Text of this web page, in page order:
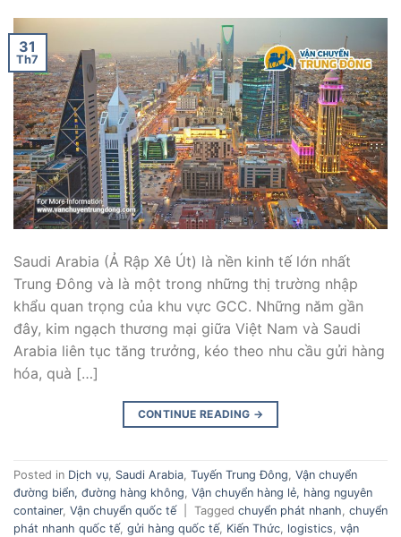
31
Th7
Saudi Arabia (Ả Rập Xê Út) là nền kinh tế lớn nhất
Trung Đông và là một trong những thị trường nhập
khẩu quan trọng của khu vực GCC. Những năm gần
đây, kim ngạch thương mại giữa Việt Nam và Saudi
Arabia liên tục tăng trưởng, kéo theo nhu cầu gửi hàng
hóa, quà […]
CONTINUE READING →
Posted in Dịch vụ, Saudi Arabia, Tuyến Trung Đông, Vận chuyển
đường biển, đường hàng không, Vận chuyển hàng lẻ, hàng nguyên
container, Vận chuyển quốc tế Tagged chuyển phát nhanh, chuyển
phát nhanh quốc tế, gửi hàng quốc tế, Kiến Thức, logistics, vận